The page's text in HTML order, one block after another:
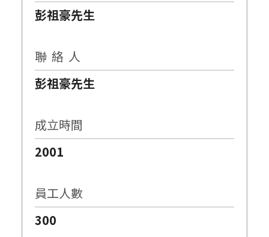
彭祖豪先生
聯 絡 人
彭祖豪先生
成立時間
2001
員工人數
300